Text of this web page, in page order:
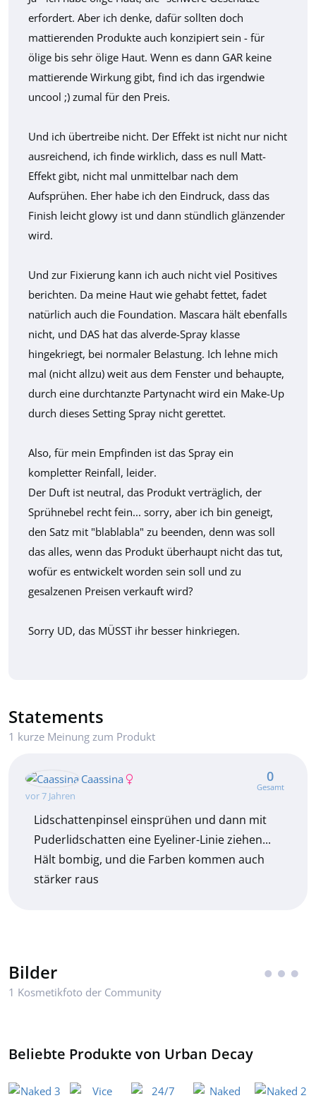
erfordert. Aber ich denke, dafür sollten doch
mattierenden Produkte auch konzipiert sein - für
ölige bis sehr ölige Haut. Wenn es dann GAR keine
mattierende Wirkung gibt, find ich das irgendwie
uncool ;) zumal für den Preis.
Und ich übertreibe nicht. Der Effekt ist nicht nur nicht
ausreichend, ich finde wirklich, dass es null Matt-
Effekt gibt, nicht mal unmittelbar nach dem
Aufsprühen. Eher habe ich den Eindruck, dass das
Finish leicht glowy ist und dann stündlich glänzender
wird.
Und zur Fixierung kann ich auch nicht viel Positives
berichten. Da meine Haut wie gehabt fettet, fadet
natürlich auch die Foundation. Mascara hält ebenfalls
nicht, und DAS hat das alverde-Spray klasse
hingekriegt, bei normaler Belastung. Ich lehne mich
mal (nicht allzu) weit aus dem Fenster und behaupte,
durch eine durchtanzte Partynacht wird ein Make-Up
durch dieses Setting Spray nicht gerettet.
Also, für mein Empfinden ist das Spray ein
kompletter Reinfall, leider.
Der Duft ist neutral, das Produkt verträglich, der
Sprühnebel recht fein... sorry, aber ich bin geneigt,
den Satz mit "blablabla" zu beenden, denn was soll
das alles, wenn das Produkt überhaupt nicht das tut,
wofür es entwickelt worden sein soll und zu
gesalzenen Preisen verkauft wird?
Sorry UD, das MÜSST ihr besser hinkriegen.
Statements
1 kurze Meinung zum Produkt
Caassina
vor 7 Jahren
0
Gesamt
Lidschattenpinsel einsprühen und dann mit
Puderlidschatten eine Eyeliner-Linie ziehen...
Hält bombig, und die Farben kommen auch
stärker raus
Bilder
1 Kosmetikfoto der Community
Beliebte Produkte von Urban Decay